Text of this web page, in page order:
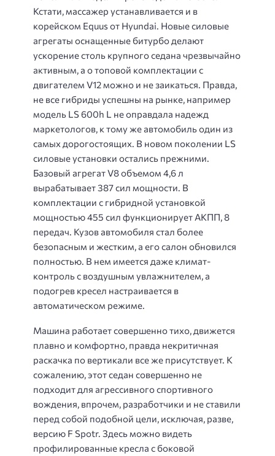
Кстати, массажер устанавливается и в
корейском Equus от Hyundai. Новые силовые
агрегаты оснащенные битурбо делают
ускорение столь крупного седана чрезвычайно
активным, а о топовой комплектации с
двигателем V12 можно и не заикаться. Правда,
не все гибриды успешны на рынке, например
модель LS 600h L не оправдала надежд
маркетологов, к тому же автомобиль один из
самых дорогостоящих. В новом поколении LS
силовые установки остались прежними.
Базовый агрегат V8 объемом 4,6 л
вырабатывает 387 сил мощности. В
комплектации с гибридной установкой
мощностью 455 сил функционирует АКПП, 8
передач. Кузов автомобиля стал более
безопасным и жестким, а его салон обновился
полностью. В нем имеется даже климат-
контроль с воздушным увлажнителем, а
подогрев кресел настраивается в
автоматическом режиме.
Машина работает совершенно тихо, движется
плавно и комфортно, правда некритичная
раскачка по вертикали все же присутствует. К
сожалению, этот седан совершенно не
подходит для агрессивного спортивного
вождения, впрочем, разработчики и не ставили
перед собой подобной цели, исключая, разве,
версию F Spotr. Здесь можно видеть
профилированные кресла с боковой